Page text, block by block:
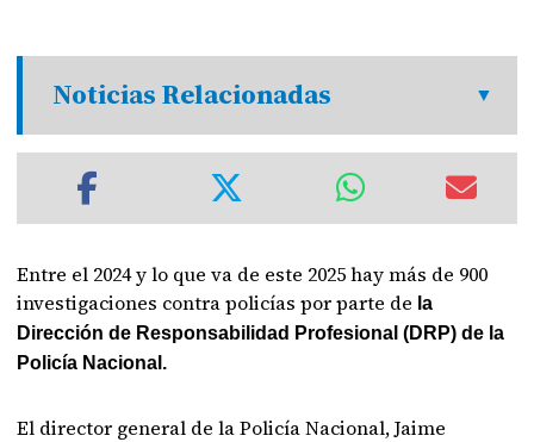
Noticias Relacionadas
Entre el 2024 y lo que va de este 2025 hay más de 900
investigaciones contra policías por parte de la
Dirección de Responsabilidad Profesional (DRP) de la
Policía Nacional.
El director general de la Policía Nacional, Jaime